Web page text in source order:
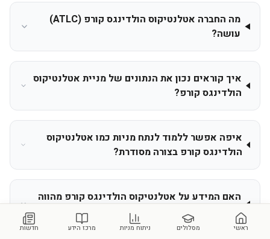
מה החברה אטלנטיקוס הולדינגס קורפ (ATLC)
עושה?
איך קוראים נכון את הנתונים של מניית אטלנטיקוס
הולדינגס קורפ?
איפה אפשר ללמוד לנתח מניות כמו אטלנטיקוס
הולדינגס קורפ בצורה מסודרת?
האם המידע על אטלנטיקוס הולדינגס קורפ מהווה
המלצת השקעה?
ראשי מסלולים ניתוח מניות מרכז הידע חדשות